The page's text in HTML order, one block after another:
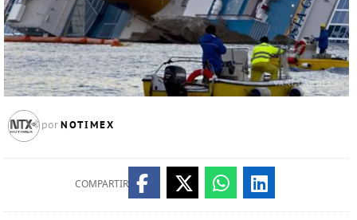
por NOTIMEX
COMPARTIR